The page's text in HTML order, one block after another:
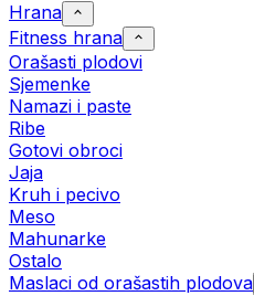
Hrana
Fitness hrana
Orašasti plodovi
Sjemenke
Namazi i paste
Ribe
Gotovi obroci
Jaja
Kruh i pecivo
Meso
Mahunarke
Ostalo
Maslaci od orašastih plodova